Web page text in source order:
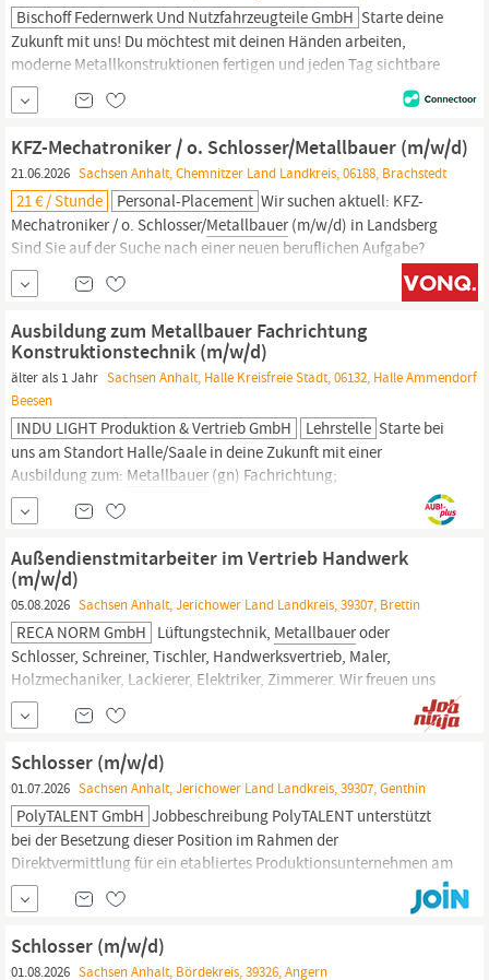
Bischoff Federnwerk Und Nutzfahrzeugteile GmbH Starte deine
Zukunft mit uns! Du möchtest mit deinen Händen arbeiten,
moderne Metallkonstruktionen fertigen und jeden Tag sichtbare
Ergebnisse schaffen? Dann starte deine Ausbildung zum
Metallbauer (m/w/d) – Fachrichtung Konstruktionstechnik – bei
uns! Wir investieren in unseren Nachwuchs und begleiten dich auf
deinem Weg ins Berufsleben.
KFZ-Mechatroniker / o. Schlosser/Metallbauer (m/w/d)
21.06.2026 Sachsen Anhalt, Chemnitzer Land Landkreis, 06188, Brachstedt
21 € / Stunde Personal-Placement Wir suchen aktuell: KFZ-
Mechatroniker / o. Schlosser/Metallbauer(m/w/d) in Landsberg
Sind Sie auf der Suche nach einer neuen beruflichen Aufgabe?
Gerne begleite ich Sie auf dem Weg dahin! Zum nächstmöglichen
Zeitpunkt suche ich stellvertretend für mein Kundenunternehmen,
Logistikindustrie, einen KFZ...
Ausbildung zum Metallbauer Fachrichtung
Konstruktionstechnik (m/w/d)
älter als 1 Jahr Sachsen Anhalt, Halle Kreisfreie Stadt, 06132, Halle Ammendorf
Beesen
INDU LIGHT Produktion & Vertrieb GmbH Lehrstelle Starte bei
uns am Standort Halle/Saale in deine Zukunft mit einer
Ausbildung zum: Metallbauer (gn) Fachrichtung;
Konstruktionstechnik; Das erwartet Dich Lesen von Zeichnungen
und Auftragstexten Blechverarbeitung und CNC-gesteuerte
sowie deren Dokumentation Anpassungsarbeiten:
Außendienstmitarbeiter im Vertrieb Handwerk
(m/w/d)
05.08.2026 Sachsen Anhalt, Jerichower Land Landkreis, 39307, Brettin
RECA NORM GmbH Lüftungstechnik, Metallbaueroder
Schlosser, Schreiner, Tischler, Handwerksvertrieb, Maler,
Holzmechaniker, Lackierer, Elektriker, Zimmerer. Wir freuen uns
auf Bewerbungen aller Geschlechter (m/w/d).
Schlosser (m/w/d)
01.07.2026 Sachsen Anhalt, Jerichower Land Landkreis, 39307, Genthin
PolyTALENT GmbH Jobbeschreibung PolyTALENT unterstützt
bei der Besetzung dieser Position im Rahmen der
Direktvermittlung für ein etabliertes Produktionsunternehmen am
Standort Genthin OT Dretzel. Gesucht wird ein Schlosser (m/w/d),
Betriebsschlosser (m/w/d),
Industriemechaniker (m/w/d) in Vollzeit im 2-Schicht-System.
Schlosser (m/w/d)
01.08.2026 Sachsen Anhalt, Bördekreis, 39326, Angern